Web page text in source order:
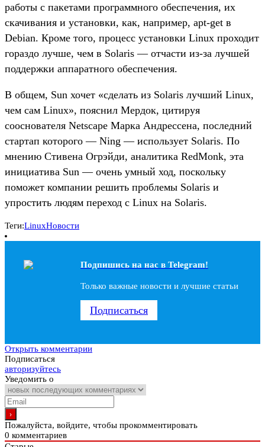
работы с пакетами программного обеспечения, их
скачивания и установки, как, например, apt-get в
Debian. Кроме того, процесс установки Linux проходит
гораздо лучше, чем в Solaris — отчасти из-за лучшей
поддержки аппаратного обеспечения.
В общем, Sun хочет «сделать из Solaris лучший Linux,
чем сам Linux», пояснил Мердок, цитируя
сооснователя Netscape Марка Андрессена, последний
стартап которого — Ning — использует Solaris. По
мнению Стивена Огрэйди, аналитика RedMonk, эта
инициатива Sun — очень умный ход, поскольку
поможет компании решить проблемы Solaris и
упростить людям переход с Linux на Solaris.
Теги:LinuxНовости
Подпишись на наc в Telegram!
Только важные новости и лучшие статьи
Подписаться
Открыть комментарии
Подписаться
авторизуйтесь
Уведомить о
Пожалуйста, войдите, чтобы прокомментировать
0 комментариев